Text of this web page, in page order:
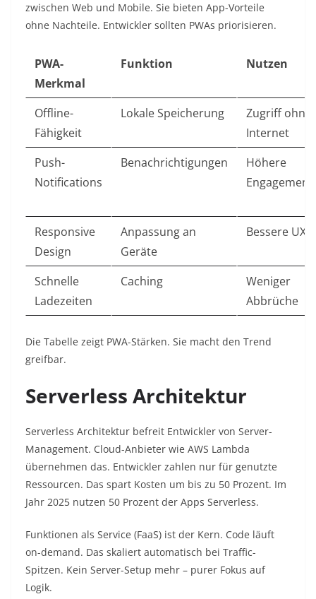
zwischen Web und Mobile. Sie bieten App-Vorteile
ohne Nachteile. Entwickler sollten PWAs priorisieren.​
PWA-
Merkmal
Funktion Nutzen
Offline-
Fähigkeit
Lokale Speicherung
Zugriff ohne
Internet ​
Push-
Notifications
Benachrichtigungen
Höhere
Engagement
Responsive
Design
Anpassung an
Geräte
Bessere UX ​
Schnelle
Ladezeiten
Caching
Weniger
Abbrüche ​
Die Tabelle zeigt PWA-Stärken. Sie macht den Trend
greifbar.​
Serverless Architektur
Serverless Architektur befreit Entwickler von Server-
Management. Cloud-Anbieter wie AWS Lambda
übernehmen das. Entwickler zahlen nur für genutzte
Ressourcen. Das spart Kosten um bis zu 50 Prozent. Im
Jahr 2025 nutzen 50 Prozent der Apps Serverless.​
Funktionen als Service (FaaS) ist der Kern. Code läuft
on-demand. Das skaliert automatisch bei Traffic-
Spitzen. Kein Server-Setup mehr – purer Fokus auf
Logik.​